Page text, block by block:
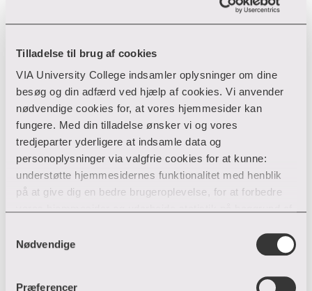
Tilladelse til brug af cookies
VIA University College indsamler oplysninger om dine
besøg og din adfærd ved hjælp af cookies. Vi anvender
nødvendige cookies for, at vores hjemmesider kan
fungere. Med din tilladelse ønsker vi og vores
tredjeparter yderligere at indsamle data og
personoplysninger via valgfrie cookies for at kunne:
understøtte hjemmesidernes funktionalitet med henblik
på at give dig en bedre brugeroplevelse, for at forbedre
hjemmesider og sociale netværk.
Du kan til enhver tid til- og fravælge cookies eller trække
Nødvendige
Præferencer